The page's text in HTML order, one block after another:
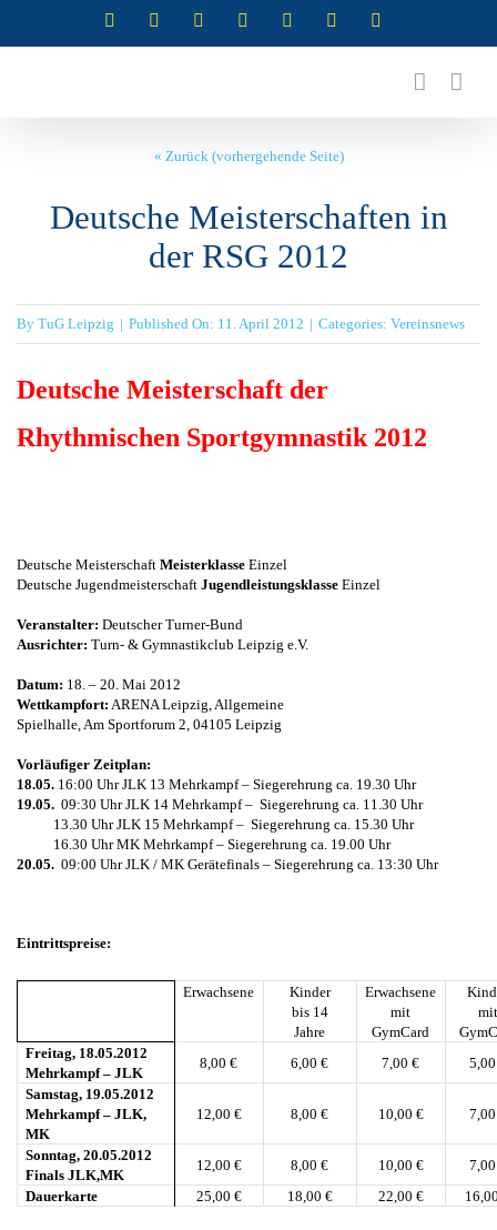
Inhalt
InstagramInstagramInstagramInstagramFacebook
« Zurück (vorhergehende Seite)
Deutsche Meisterschaften in
der RSG 2012
By TuG Leipzig | Published On: 11. April 2012 | Categories: Vereinsnews
Deutsche Meisterschaft der
Rhythmischen Sportgymnastik 2012
Deutsche Meisterschaft MeisterklasseEinzel
Deutsche Jugendmeisterschaft JugendleistungsklasseEinzel
Veranstalter: Deutscher Turner-Bund
Ausrichter: Turn- & Gymnastikclub Leipzig e.V.
Datum: 18. – 20. Mai 2012
Wettkampfort: ARENA Leipzig, Allgemeine
Spielhalle, Am Sportforum 2, 04105 Leipzig
Vorläufiger Zeitplan:
18.05.16:00 Uhr JLK 13 Mehrkampf – Siegerehrung ca. 19.30 Uhr
19.05.09:30 Uhr JLK 14 Mehrkampf – Siegerehrung ca. 11.30 Uhr
13.30 Uhr JLK 15 Mehrkampf – Siegerehrung ca. 15.30 Uhr
16.30 Uhr MK Mehrkampf – Siegerehrung ca. 19.00 Uhr
20.05.09:00 Uhr JLK / MK Gerätefinals –Siegerehrung ca. 13:30 Uhr
Eintrittspreise:
Erwachsene
Kinder
bis 14
Jahre
Erwachsene
mit
GymCard
mit
Freitag, 18.05.2012
Mehrkampf – JLK
8,00 € 6,00 € 7,00 €
Samstag, 19.05.2012
Mehrkampf – JLK,
MK
12,00 € 8,00 € 10,00 €
Sonntag, 20.05.2012
Finals JLK,MK
12,00 € 8,00 € 10,00 €
Dauerkarte
25,00 € 18,00 € 22,00 €